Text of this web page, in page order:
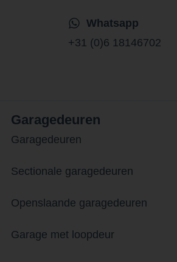
Whatsapp
+31 (0)6 18146702
Garagedeuren
Garagedeuren
Sectionale garagedeuren
Openslaande garagedeuren
Garage met loopdeur